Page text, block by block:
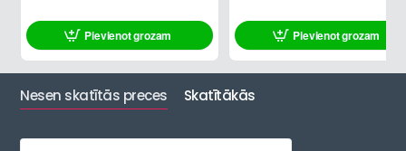
Pievienot grozam Pievienot grozam
Nesen skatītās preces Skatītākās